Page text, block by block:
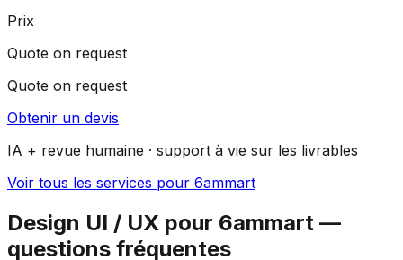
Prix
Quote on request
Quote on request
Obtenir un devis
IA + revue humaine · support à vie sur les livrables
Voir tous les services pour 6ammart
Design UI / UX pour 6ammart —
questions fréquentes